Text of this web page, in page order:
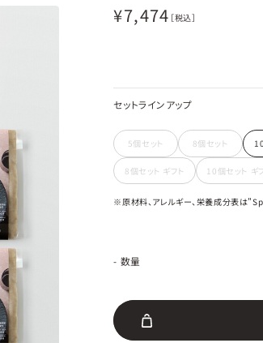
¥7,474 ［税込］
セットラインアップ
5個セット 8個セット
8個セット ギフト 10個セット ギ
※原材料、アレルギー、栄養成分表は
- 数量